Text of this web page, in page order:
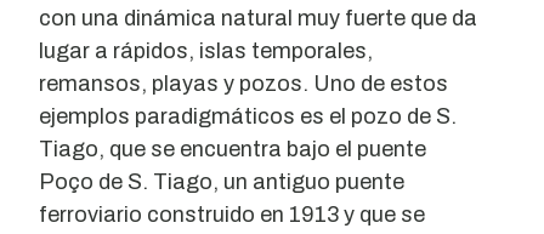
con una dinámica natural muy fuerte que da
lugar a rápidos, islas temporales,
remansos, playas y pozos. Uno de estos
ejemplos paradigmáticos es el pozo de S.
Tiago, que se encuentra bajo el puente
Poço de S. Tiago, un antiguo puente
ferroviario construido en 1913 y que se